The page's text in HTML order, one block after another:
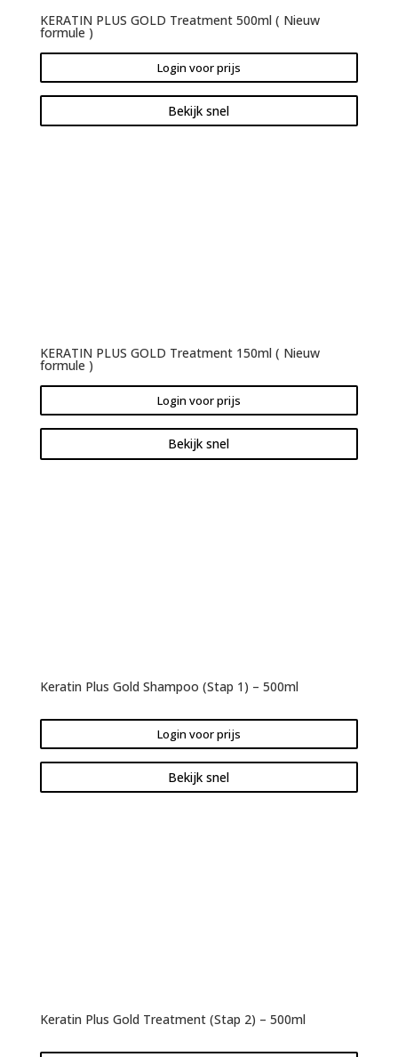
KERATIN PLUS GOLD Treatment 500ml ( Nieuw
formule )
Login voor prijs
Bekijk snel
KERATIN PLUS GOLD Treatment 150ml ( Nieuw
formule )
Login voor prijs
Bekijk snel
Keratin Plus Gold Shampoo (Stap 1) – 500ml
Login voor prijs
Bekijk snel
Keratin Plus Gold Treatment (Stap 2) – 500ml